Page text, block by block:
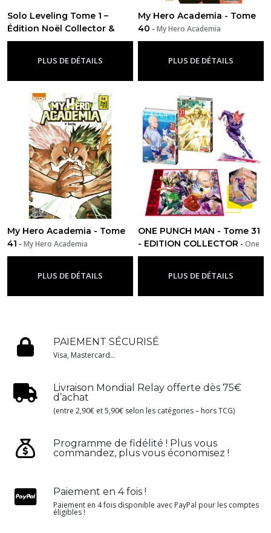
Solo Leveling Tome 1 –
Édition Noël Collector &
Limitée-Solo Leveling
PLUS DE DÉTAILS
My Hero Academia - Tome
40 -My Hero Academia
PLUS DE DÉTAILS
My Hero Academia - Tome
41 - My Hero Academia
PLUS DE DÉTAILS
ONE PUNCH MAN - Tome 31
- EDITION COLLECTOR -One
Punch Man
PLUS DE DÉTAILS
PAIEMENT SÉCURISÉ
Visa, Mastercard...
Livraison Mondial Relay offerte dès 75€
d’achat
(entre 2,90€ et 5,90€ selon les catégories – hors TCG)
Programme de fidélité ! Plus vous
commandez, plus vous économisez !
Paiement en 4 fois !
Paiement en 4 fois disponible avec PayPal pour les comptes
éligibles !